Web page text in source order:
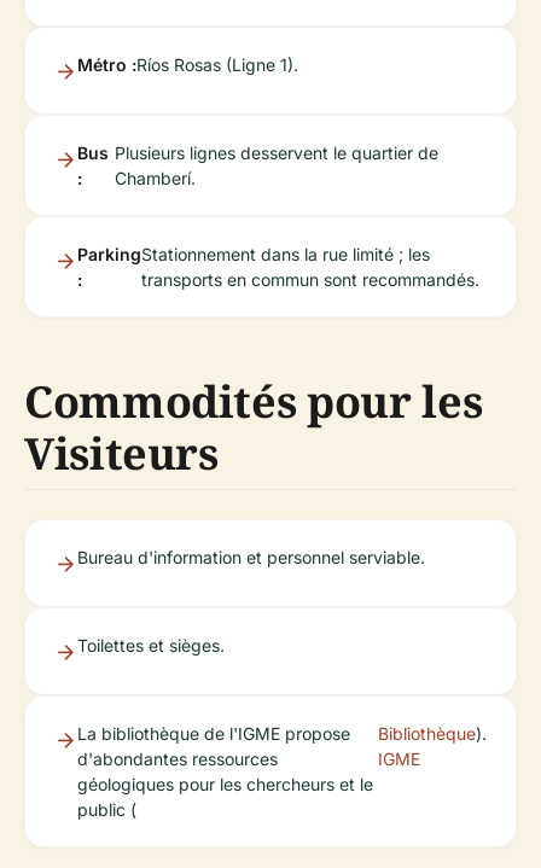
Métro :Ríos Rosas (Ligne 1).
Bus
:
Plusieurs lignes desservent le quartier de
Chamberí.
Parking
:
Stationnement dans la rue limité ; les
transports en commun sont recommandés.
Commodités pour les
Visiteurs
Bureau d'information et personnel serviable.
Toilettes et sièges.
La bibliothèque de l'IGME propose
d'abondantes ressources
géologiques pour les chercheurs et le
public (
Bibliothèque
IGME
).